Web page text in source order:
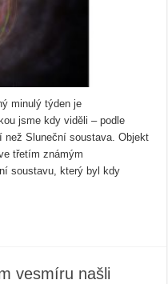
minulý týden je
jsme kdy viděli – podle
než Sluneční soustava. Objekt
třetím známým
soustavu, který byl kdy
vesmíru našli